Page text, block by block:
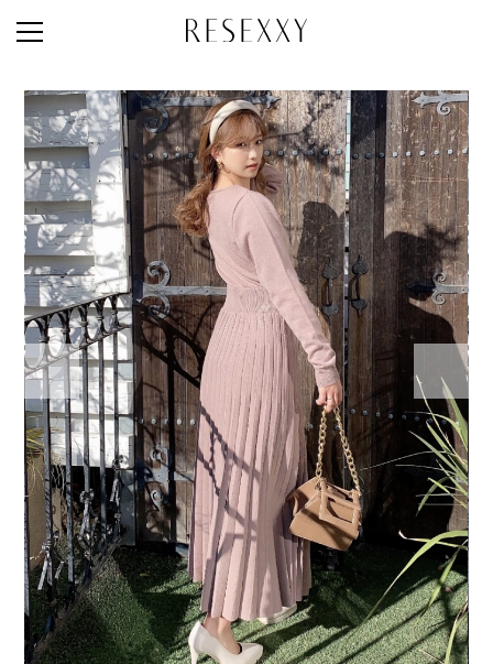
STAFF STYLE
NEWS
MAGAZINE
LOOK BOOK
NEW ARRIVAL
RANKING
STYLE PHOTO
ACCOUNT
SHOP LIST
CONCEPT
ONLINE STORE
COMPANY
CONTACT
RECRUIT